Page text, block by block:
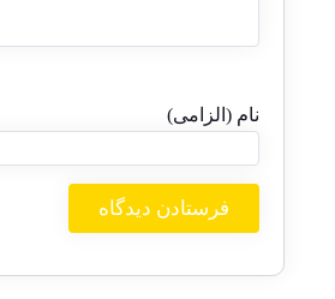
نام (الزامی)